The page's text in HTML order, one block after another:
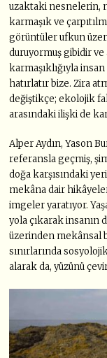
uzaktaki nesnelerin,
karmaşık ve
görüntüler ufkun
duruyormuş gibidir ve
karmaşıklığıyla
hatırlatır bize. Zira
değiştikçe; ekolojik
arasındaki ilişki de
Alper Aydın, Yason
referansla geçmiş,
doğa karşısındaki
mekâna dair
imgeler yaratıyor.
yola çıkarak insanın
üzerinden mekânsal
sınırlarında
alarak da, yüzünü